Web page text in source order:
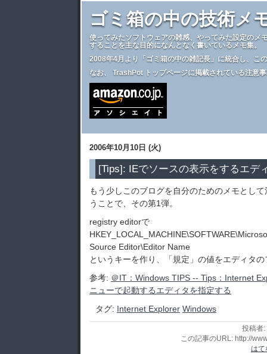
ゴミ箱の中の技術メ
使ってみたソフトウェアの雑感、やってみた設定のメ
することを主な目的になんとなく書いているメモ集。
2008年4月より
「ゴミ箱の中の雑記長」 に統合し、こ
なお、 TrashPot トップページに掲載されている注意
2006年10月10日 (火)
[Tips]: IEでソースの表示をするエデ
もう少しこのブログを自分のためのメモとし
うことで、その第1弾。
registry editorで
Source Editor\Editor Name
というキーを作り、「規定」の値をエディタ
参考: ＠IT：Windows TIPS -- Tips：Internet
ニューで起動するエディタを指定する
タグ: Internet Explorer Windows
投稿者:
この記事のURL: http://
は